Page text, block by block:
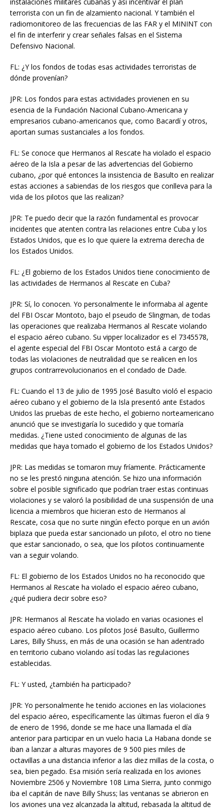
terrorista con un fin de alzamiento nacional. Y también el
radiomonitoreo de las frecuencias de las FAR y el MININT con
el fin de interferir y crear señales falsas en el Sistema
Defensivo Nacional.
FL: ¿Y los fondos de todas esas actividades terroristas de
dónde provenían?
JPR: Los fondos para estas actividades provienen en su
esencia de la Fundación Nacional Cubano-Americana y
empresarios cubano-americanos que, como Bacardí y otros,
aportan sumas sustanciales a los fondos.
FL: Se conoce que Hermanos al Rescate ha violado el espacio
aéreo de la Isla a pesar de las advertencias del Gobierno
cubano, ¿por qué entonces la insistencia de Basulto en realizar
estas acciones a sabiendas de los riesgos que conlleva para la
vida de los pilotos que las realizan?
JPR: Te puedo decir que la razón fundamental es provocar
incidentes que atenten contra las relaciones entre Cuba y los
Estados Unidos, que es lo que quiere la extrema derecha de
los Estados Unidos.
FL: ¿El gobierno de los Estados Unidos tiene conocimiento de
las actividades de Hermanos al Rescate en Cuba?
JPR: Sí, lo conocen. Yo personalmente le informaba al agente
del FBI Oscar Montoto, bajo el pseudo de Slingman, de todas
las operaciones que realizaba Hermanos al Rescate violando
el espacio aéreo cubano. Su vipper localizador es el 7345578,
el agente especial del FBI Oscar Montoto está a cargo de
todas las violaciones de neutralidad que se realicen en los
grupos contrarrevolucionarios en el condado de Dade.
FL: Cuando el 13 de julio de 1995 José Basulto violó el espacio
aéreo cubano y el gobierno de la Isla presentó ante Estados
Unidos las pruebas de este hecho, el gobierno norteamericano
anunció que se investigaría lo sucedido y que tomaría
medidas. ¿Tiene usted conocimiento de algunas de las
medidas que haya tomado el gobierno de los Estados Unidos?
JPR: Las medidas se tomaron muy fríamente. Prácticamente
no se les prestó ninguna atención. Se hizo una información
sobre el posible significado que podrían traer estas continuas
violaciones y se valoró la posibilidad de una suspensión de una
licencia a miembros que hicieran esto de Hermanos al
Rescate, cosa que no surte ningún efecto porque en un avión
biplaza que pueda estar sancionado un piloto, el otro no tiene
que estar sancionado, o sea, que los pilotos continuamente
van a seguir volando.
FL: El gobierno de los Estados Unidos no ha reconocido que
Hermanos al Rescate ha violado el espacio aéreo cubano,
¿qué pudiera decir sobre eso?
JPR: Hermanos al Rescate ha violado en varias ocasiones el
espacio aéreo cubano. Los pilotos José Basulto, Guillermo
Lares, Billy Shuss, en más de una ocasión se han adentrado
en territorio cubano violando así todas las regulaciones
establecidas.
FL: Y usted, ¿también ha participado?
JPR: Yo personalmente he tenido acciones en las violaciones
del espacio aéreo, específicamente las últimas fueron el día 9
de enero de 1996, donde se me hace una llamada el día
anterior para participar en un vuelo hacia La Habana donde se
iban a lanzar a alturas mayores de 9 500 pies miles de
octavillas a una distancia inferior a las diez millas de la costa, o
sea, bien pegado. Esa misión sería realizada en los aviones
Noviembre 2506 y Noviembre 108 Lima Sierra, junto conmigo
iba el capitán de nave Billy Shuss; las ventanas se abrieron en
los aviones una vez alcanzada la altitud, rebasada la altitud de